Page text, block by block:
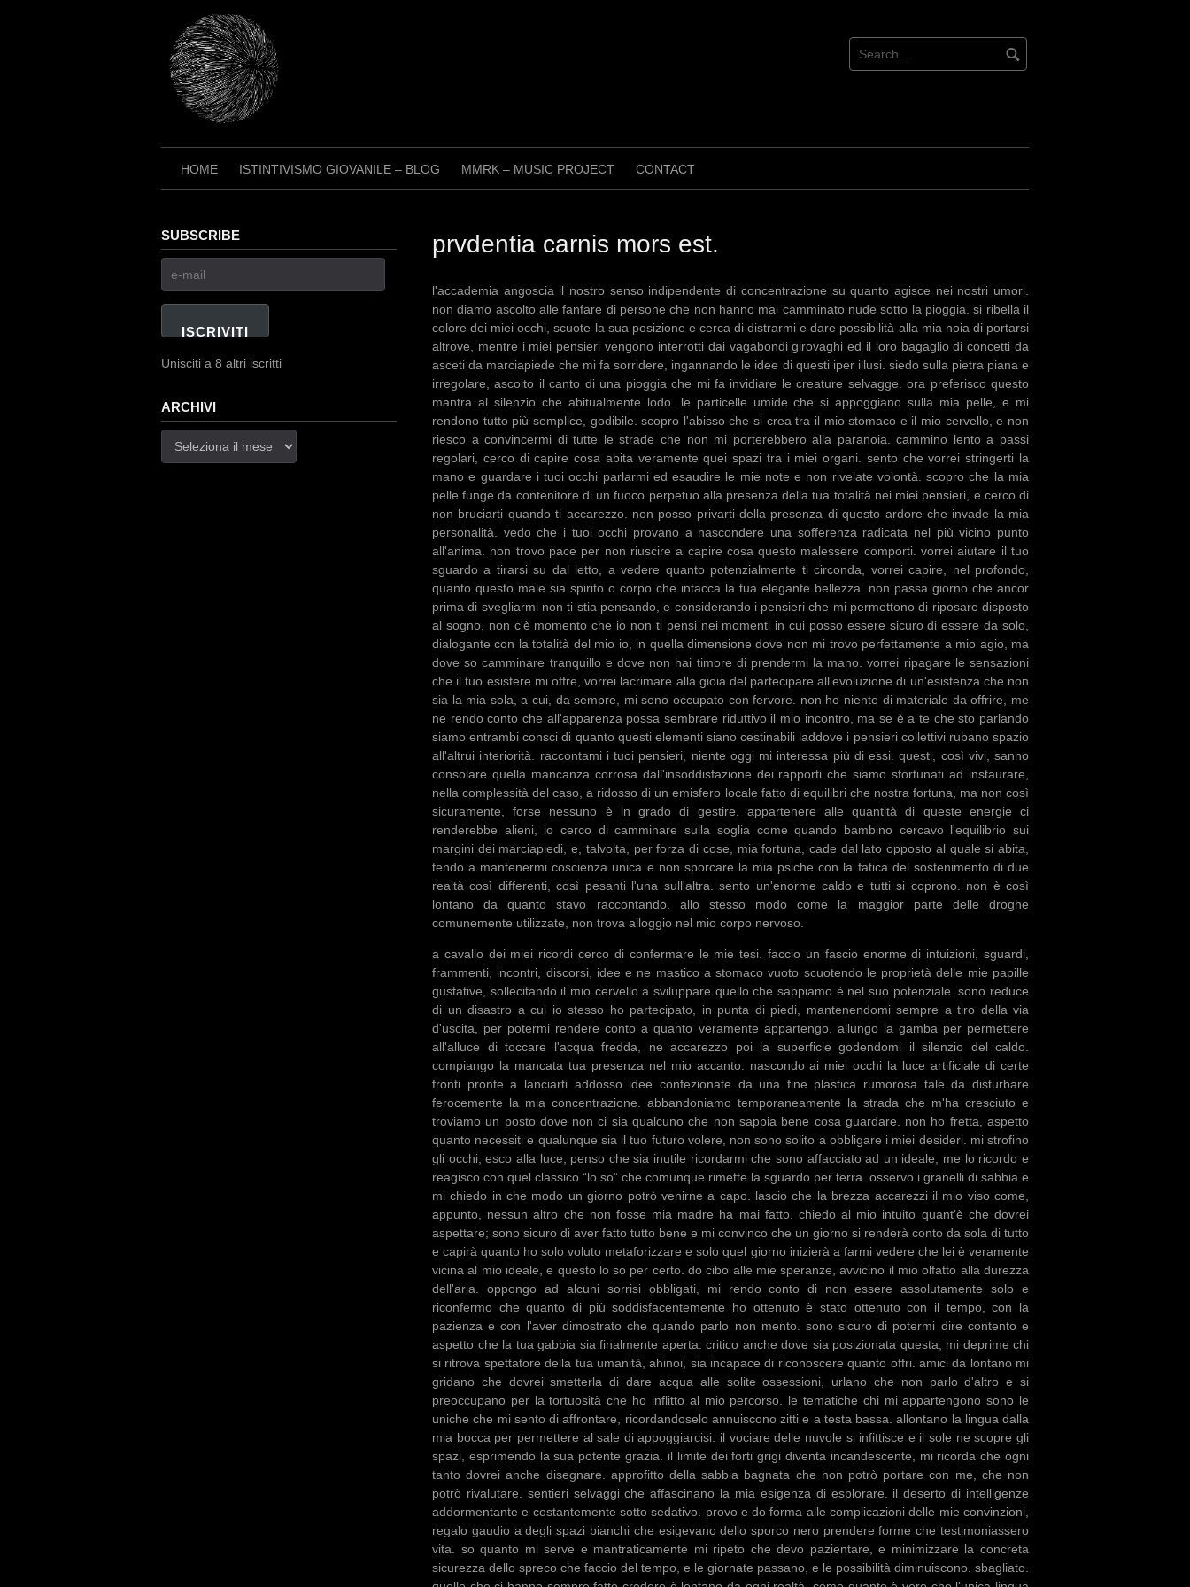
HOME ISTINTIVISMO GIOVANILE – BLOG MMRK – MUSIC PROJECT CONTACT
prvdentia carnis mors est.
l'accademia angoscia il nostro senso indipendente di concentrazione su quanto agisce nei nostri umori.
non diamo ascolto alle fanfare di persone che non hanno mai camminato nude sotto la pioggia. si ribella il
colore dei miei occhi, scuote la sua posizione e cerca di distrarmi e dare possibilità alla mia noia di portarsi
altrove, mentre i miei pensieri vengono interrotti dai vagabondi girovaghi ed il loro bagaglio di concetti da
asceti da marciapiede che mi fa sorridere, ingannando le idee di questi iper illusi. siedo sulla pietra piana e
irregolare, ascolto il canto di una pioggia che mi fa invidiare le creature selvagge. ora preferisco questo
mantra al silenzio che abitualmente lodo. le particelle umide che si appoggiano sulla mia pelle, e mi
rendono tutto più semplice, godibile. scopro l'abisso che si crea tra il mio stomaco e il mio cervello, e non
riesco a convincermi di tutte le strade che non mi porterebbero alla paranoia. cammino lento a passi
regolari, cerco di capire cosa abita veramente quei spazi tra i miei organi. sento che vorrei stringerti la
mano e guardare i tuoi occhi parlarmi ed esaudire le mie note e non rivelate volontà. scopro che la mia
pelle funge da contenitore di un fuoco perpetuo alla presenza della tua totalità nei miei pensieri, e cerco di
non bruciarti quando ti accarezzo. non posso privarti della presenza di questo ardore che invade la mia
personalità. vedo che i tuoi occhi provano a nascondere una sofferenza radicata nel più vicino punto
all'anima. non trovo pace per non riuscire a capire cosa questo malessere comporti. vorrei aiutare il tuo
sguardo a tirarsi su dal letto, a vedere quanto potenzialmente ti circonda, vorrei capire, nel profondo,
quanto questo male sia spirito o corpo che intacca la tua elegante bellezza. non passa giorno che ancor
prima di svegliarmi non ti stia pensando, e considerando i pensieri che mi permettono di riposare disposto
al sogno, non c'è momento che io non ti pensi nei momenti in cui posso essere sicuro di essere da solo,
dialogante con la totalità del mio io, in quella dimensione dove non mi trovo perfettamente a mio agio, ma
dove so camminare tranquillo e dove non hai timore di prendermi la mano. vorrei ripagare le sensazioni
che il tuo esistere mi offre, vorrei lacrimare alla gioia del partecipare all'evoluzione di un'esistenza che non
sia la mia sola, a cui, da sempre, mi sono occupato con fervore. non ho niente di materiale da offrire, me
ne rendo conto che all'apparenza possa sembrare riduttivo il mio incontro, ma se è a te che sto parlando
siamo entrambi consci di quanto questi elementi siano cestinabili laddove i pensieri collettivi rubano spazio
all'altrui interiorità. raccontami i tuoi pensieri, niente oggi mi interessa più di essi. questi, così vivi, sanno
consolare quella mancanza corrosa dall'insoddisfazione dei rapporti che siamo sfortunati ad instaurare,
nella complessità del caso, a ridosso di un emisfero locale fatto di equilibri che nostra fortuna, ma non così
sicuramente, forse nessuno è in grado di gestire. appartenere alle quantità di queste energie ci
renderebbe alieni, io cerco di camminare sulla soglia come quando bambino cercavo l'equilibrio sui
margini dei marciapiedi, e, talvolta, per forza di cose, mia fortuna, cade dal lato opposto al quale si abita,
tendo a mantenermi coscienza unica e non sporcare la mia psiche con la fatica del sostenimento di due
realtà così differenti, così pesanti l'una sull'altra. sento un'enorme caldo e tutti si coprono. non è così
lontano da quanto stavo raccontando. allo stesso modo come la maggior parte delle droghe
comunemente utilizzate, non trova alloggio nel mio corpo nervoso.
a cavallo dei miei ricordi cerco di confermare le mie tesi. faccio un fascio enorme di intuizioni, sguardi,
frammenti, incontri, discorsi, idee e ne mastico a stomaco vuoto scuotendo le proprietà delle mie papille
gustative, sollecitando il mio cervello a sviluppare quello che sappiamo è nel suo potenziale. sono reduce
di un disastro a cui io stesso ho partecipato, in punta di piedi, mantenendomi sempre a tiro della via
d'uscita, per potermi rendere conto a quanto veramente appartengo. allungo la gamba per permettere
all'alluce di toccare l'acqua fredda, ne accarezzo poi la superficie godendomi il silenzio del caldo.
compiango la mancata tua presenza nel mio accanto. nascondo ai miei occhi la luce artificiale di certe
fronti pronte a lanciarti addosso idee confezionate da una fine plastica rumorosa tale da disturbare
ferocemente la mia concentrazione. abbandoniamo temporaneamente la strada che m'ha cresciuto e
troviamo un posto dove non ci sia qualcuno che non sappia bene cosa guardare. non ho fretta, aspetto
quanto necessiti e qualunque sia il tuo futuro volere, non sono solito a obbligare i miei desideri. mi strofino
gli occhi, esco alla luce; penso che sia inutile ricordarmi che sono affacciato ad un ideale, me lo ricordo e
reagisco con quel classico “lo so” che comunque rimette la sguardo per terra. osservo i granelli di sabbia e
mi chiedo in che modo un giorno potrò venirne a capo. lascio che la brezza accarezzi il mio viso come,
appunto, nessun altro che non fosse mia madre ha mai fatto. chiedo al mio intuito quant'è che dovrei
aspettare; sono sicuro di aver fatto tutto bene e mi convinco che un giorno si renderà conto da sola di tutto
e capirà quanto ho solo voluto metaforizzare e solo quel giorno inizierà a farmi vedere che lei è veramente
vicina al mio ideale, e questo lo so per certo. do cibo alle mie speranze, avvicino il mio olfatto alla durezza
dell'aria. oppongo ad alcuni sorrisi obbligati, mi rendo conto di non essere assolutamente solo e
riconfermo che quanto di più soddisfacentemente ho ottenuto è stato ottenuto con il tempo, con la
pazienza e con l'aver dimostrato che quando parlo non mento. sono sicuro di potermi dire contento e
aspetto che la tua gabbia sia finalmente aperta. critico anche dove sia posizionata questa, mi deprime chi
si ritrova spettatore della tua umanità, ahinoi, sia incapace di riconoscere quanto offri. amici da lontano mi
gridano che dovrei smetterla di dare acqua alle solite ossessioni, urlano che non parlo d'altro e si
preoccupano per la tortuosità che ho inflitto al mio percorso. le tematiche chi mi appartengono sono le
uniche che mi sento di affrontare, ricordandoselo annuiscono zitti e a testa bassa. allontano la lingua dalla
mia bocca per permettere al sale di appoggiarcisi. il vociare delle nuvole si infittisce e il sole ne scopre gli
spazi, esprimendo la sua potente grazia. il limite dei forti grigi diventa incandescente, mi ricorda che ogni
tanto dovrei anche disegnare. approfitto della sabbia bagnata che non potrò portare con me, che non
potrò rivalutare. sentieri selvaggi che affascinano la mia esigenza di esplorare. il deserto di intelligenze
addormentante e costantemente sotto sedativo. provo e do forma alle complicazioni delle mie convinzioni,
regalo gaudio a degli spazi bianchi che esigevano dello sporco nero prendere forme che testimoniassero
vita. so quanto mi serve e mantraticamente mi ripeto che devo pazientare, e minimizzare la concreta
sicurezza dello spreco che faccio del tempo, e le giornate passano, e le possibilità diminuiscono. sbagliato.
SUBSCRIBE
ISCRIVITI
Unisciti a 8 altri iscritti
ARCHIVI